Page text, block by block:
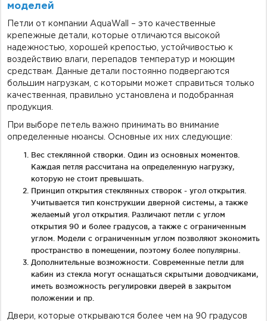
моделей
Петли от компании AquaWall – это качественные
крепежные детали, которые отличаются высокой
надежностью, хорошей крепостью, устойчивостью к
воздействию влаги, перепадов температур и моющим
средствам. Данные детали постоянно подвергаются
большим нагрузкам, с которыми может справиться только
качественная, правильно установлена и подобранная
продукция.
При выборе петель важно принимать во внимание
определенные нюансы. Основные их них следующие:
Вес стеклянной створки. Один из основных моментов.
Каждая петля рассчитана на определенную нагрузку,
которую не стоит превышать.
Принцип открытия стеклянных створок - угол открытия.
Учитывается тип конструкции дверной системы, а также
желаемый угол открытия. Различают петли с углом
открытия 90 и более градусов, а также с ограниченным
углом. Модели с ограниченным углом позволяют экономить
пространство в помещении, поэтому более популярны.
Дополнительные возможности. Современные петли для
кабин из стекла могут оснащаться скрытыми доводчиками,
иметь возможность регулировки дверей в закрытом
положении и пр.
Двери, которые открываются более чем на 90 градусов